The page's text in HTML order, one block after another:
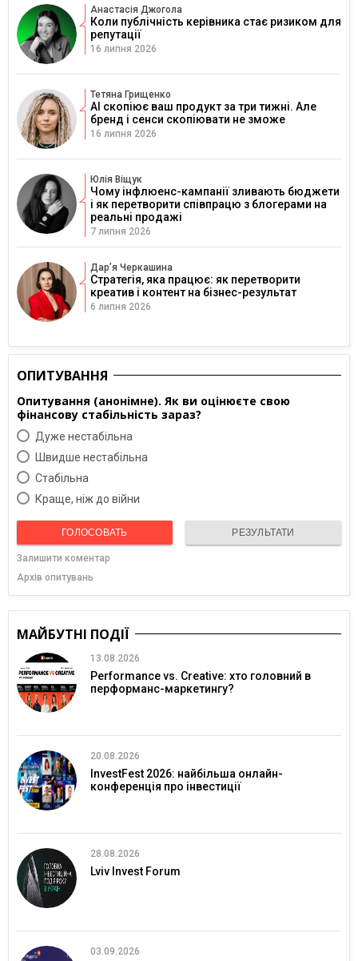
Анастасія Джогола
Коли публічність керівника стає ризиком для
репутації
16 липня 2026
Тетяна Грищенко
AI скопіює ваш продукт за три тижні. Але
бренд і сенси скопіювати не зможе
16 липня 2026
Юлія Віщук
Чому інфлюенс-кампанії зливають бюджети
і як перетворити співпрацю з блогерами на
реальні продажі
7 липня 2026
Дарʼя Черкашина
Стратегія, яка працює: як перетворити
креатив і контент на бізнес-результат
6 липня 2026
ОПИТУВАННЯ
Опитування (анонімне). Як ви оцінюєте свою
фінансову стабільність зараз?
Дуже нестабільна
Швидше нестабільна
Cтабільна
Краще, ніж до війни
ГОЛОСОВАТЬ РЕЗУЛЬТАТИ
Залишити коментар
Архів опитувань
МАЙБУТНІ ПОДІЇ
13.08.2026
Performance vs. Creative: хто головний в
перформанс-маркетингу?
20.08.2026
InvestFest 2026: найбільша онлайн-
конференція про інвестиції
28.08.2026
Lviv Invest Forum
03.09.2026